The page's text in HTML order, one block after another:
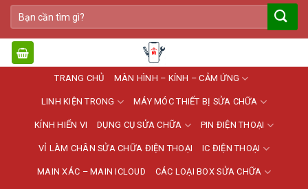
Bỏ
qua
nội
dung
Tìm
kiếm:
TRANG CHỦ MÀN HÌNH – KÍNH – CẢM ỨNG
LINH KIỆN TRONG MÁY MÓC THIẾT BỊ SỬA CHỮA
KÍNH HIỂN VI DỤNG CỤ SỬA CHỮA PIN ĐIỆN THOẠI
VỈ LÀM CHÂN SỬA CHỮA ĐIỆN THOẠI IC ĐIỆN THOẠI
MAIN XÁC – MAIN ICLOUD CÁC LOẠI BOX SỬA CHỮA